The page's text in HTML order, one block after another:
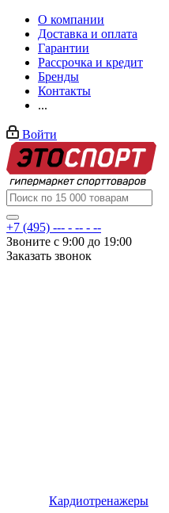
О компании
Доставка и оплата
Гарантии
Рассрочка и кредит
Бренды
Контакты
...
Войти
+7 (495) --- - -- - --
Звоните с 9:00 до 19:00
Заказать звонок
Кардиотренажеры